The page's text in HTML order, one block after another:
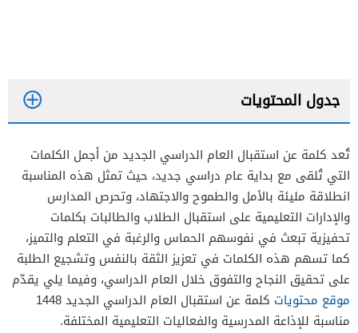
جدول المحتويات
تُعد كلمة عن استقبال العام الدراسي الجديد من أجمل الكلمات
التي تُلقى مع بداية عام دراسي جديد، حيث تمثل هذه المناسبة
انطلاقة مليئة بالأمل والطموح والاجتهاد، وتحرص المدارس
والإدارات التعليمية على استقبال الطلاب والطالبات بكلمات
تحفيزية تبعث في نفوسهم الحماس والرغبة في التعلم والتميز،
كما تسهم هذه الكلمات في تعزيز الثقة بالنفس وتشجيع الطلبة
على تحقيق النجاح والتفوق خلال العام الدراسي، وفيما يلي يقدّم
موقع محتويات
كلمة عن استقبال العام الدراسي الجديد 1448
مناسبة للإذاعة المدرسية والفعاليات التعليمية المختلفة.